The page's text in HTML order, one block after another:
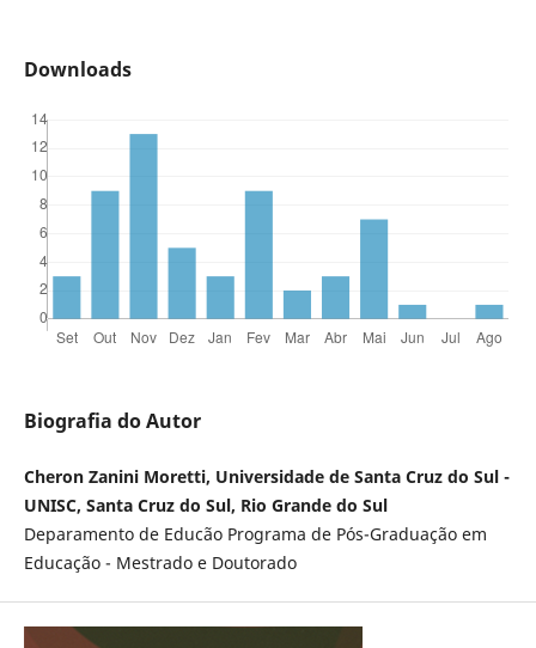
Downloads
Biografia do Autor
Cheron Zanini Moretti, Universidade de Santa Cruz do Sul -
UNISC, Santa Cruz do Sul, Rio Grande do Sul
Deparamento de Educão Programa de Pós-Graduação em
Educação - Mestrado e Doutorado